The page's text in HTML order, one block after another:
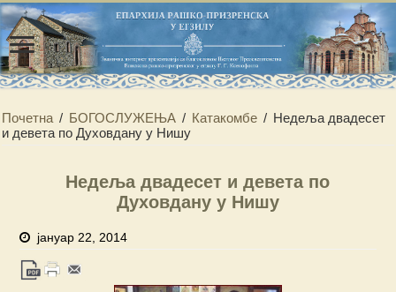
Почетна / БОГОСЛУЖЕЊА / Катакомбе / Недеља двадесет
и девета по Духовдану у Нишу
Недеља двадесет и девета по
Духовдану у Нишу
јануар 22, 2014